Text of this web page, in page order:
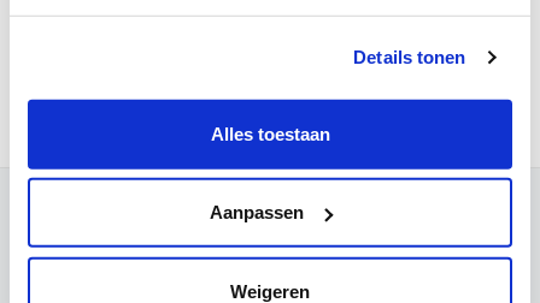
Details tonen
Alles toestaan
Aanpassen
Weigeren
Campus Louvain
Maria Theresiastraat 63 A